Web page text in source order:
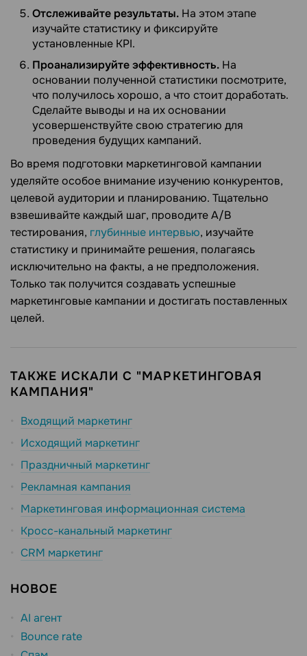
Отслеживайте результаты. На этом этапе
изучайте статистику и фиксируйте
установленные KPI.
Проанализируйте эффективность. На
основании полученной статистики посмотрите,
что получилось хорошо, а что стоит доработать.
Сделайте выводы и на их основании
усовершенствуйте свою стратегию для
проведения будущих кампаний.
Во время подготовки маркетинговой кампании
уделяйте особое внимание изучению конкурентов,
целевой аудитории и планированию. Тщательно
взвешивайте каждый шаг, проводите A/B
тестирования, глубинные интервью, изучайте
статистику и принимайте решения, полагаясь
исключительно на факты, а не предположения.
Только так получится создавать успешные
маркетинговые кампании и достигать поставленных
целей.
ТАКЖЕ ИСКАЛИ С "МАРКЕТИНГОВАЯ
КАМПАНИЯ"
Входящий маркетинг
Исходящий маркетинг
Праздничный маркетинг
Рекламная кампания
Маркетинговая информационная система
Кросс-канальный маркетинг
CRM маркетинг
НОВОЕ
AI агент
Bounce rate